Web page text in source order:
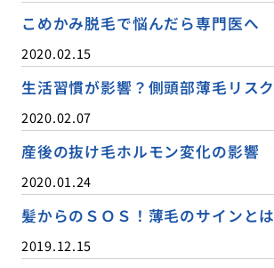
こめかみ脱毛で悩んだら専門医へ
2020.02.15
生活習慣が影響？側頭部薄毛リスク
2020.02.07
産後の抜け毛ホルモン変化の影響
2020.01.24
髪からのＳＯＳ！薄毛のサインとは
2019.12.15